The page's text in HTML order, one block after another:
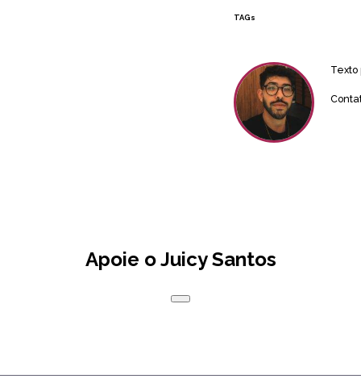
TAGs
Texto
Apoie o Juicy Santos